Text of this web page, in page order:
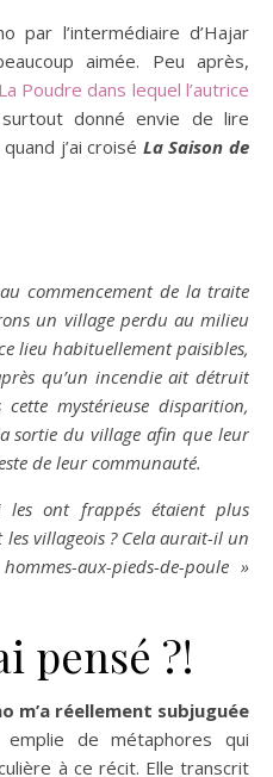
aimée. Peu après,
La Poudre dans lequel l’autrice
donné envie de lire
j’ai croisé La Saison de
commencement de la traite
un village perdu au milieu
lieu habituellement paisibles,
qu’un incendie ait détruit
mystérieuse disparition,
sortie du village afin que leur
de leur communauté.
les ont frappés étaient plus
villageois ? Cela aurait-il un
aux-pieds-de-poule »
pensé ?!
m’a réellement subjuguée
de métaphores qui
à ce récit. Elle transcrit